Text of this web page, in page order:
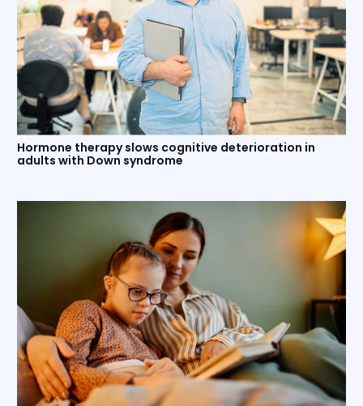
Hormone therapy slows cognitive deterioration in
adults with Down syndrome